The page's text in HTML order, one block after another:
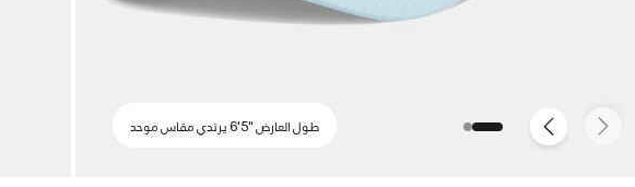
طول العارض "5'6 يرتدي مقاس موحد